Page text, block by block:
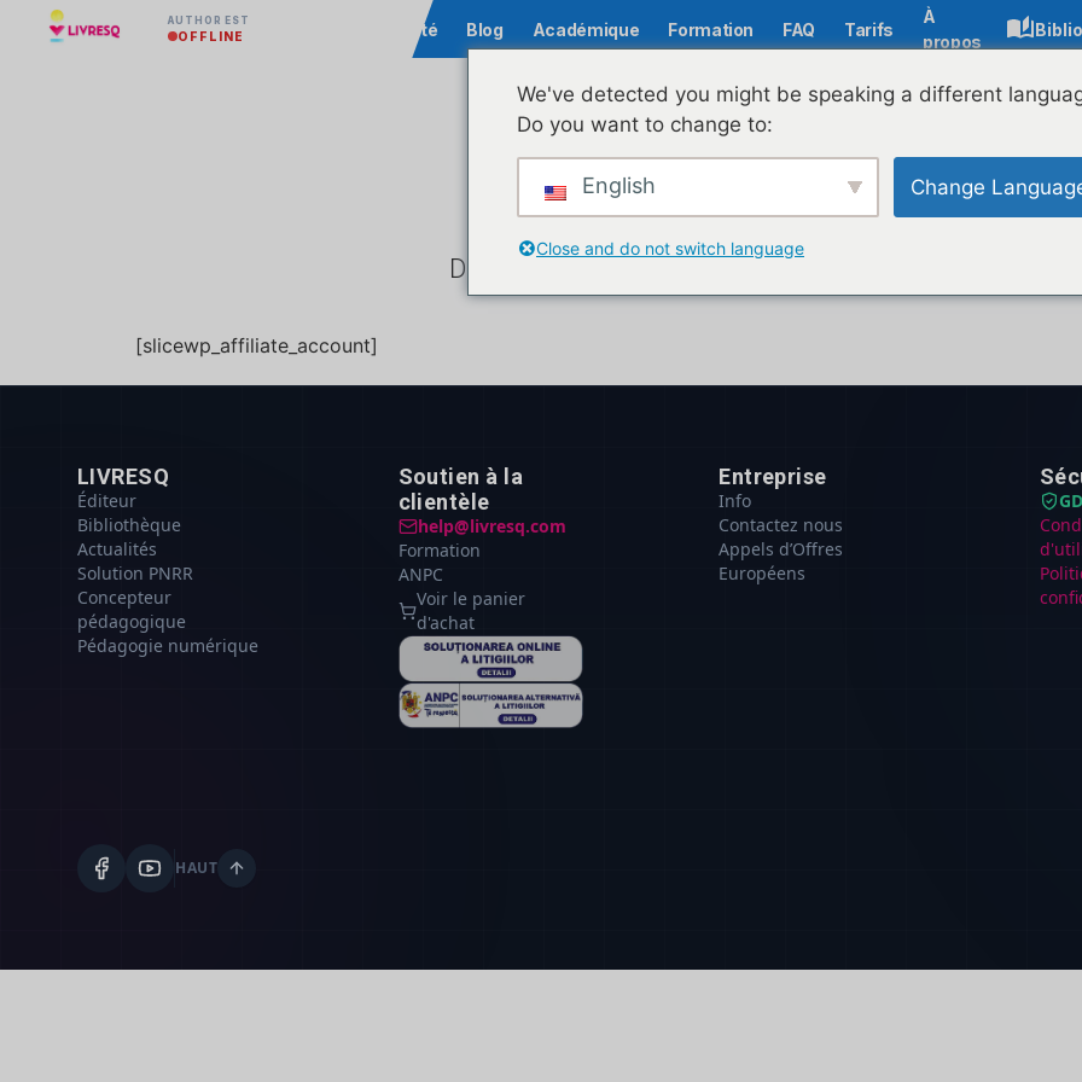
AUTHOR EST
OFFLINE Communauté Blog Académique Formation FAQ Tarifs
À
propos
Cont Afiliat
Distribuie link-ul tău de afiliat și strange comisioane
[slicewp_affiliate_account]
LIVRESQ
Éditeur
Bibliothèque
Actualités
Solution PNRR
Concepteur
pédagogique
Pédagogie numérique
Soutien à la
clientèle
help@livresq.com
Formation
ANPC
Voir le panier
d'achat
Entreprise
Info
Contactez nous
Appels d’Offres
Européens
HAUT
We've detected you might be speaking a different
Do you want to change to:
English Change
Close and do not switch language